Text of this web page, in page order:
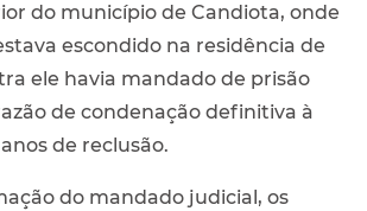
do município de Candiota, onde
escondido na residência de
ele havia mandado de prisão
de condenação definitiva à
de reclusão.
do mandado judicial, os